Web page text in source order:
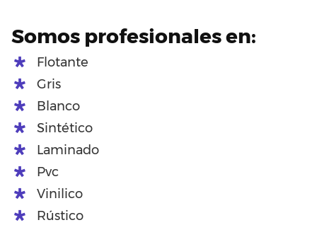
Somos profesionales en:
Flotante
Gris
Blanco
Sintético
Laminado
Pvc
Vinilico
Rústico